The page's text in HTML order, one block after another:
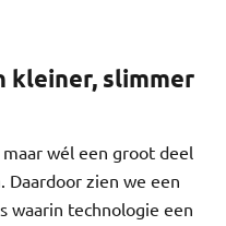
kleiner, slimmer
wél een groot deel
zien we een
waarin technologie een